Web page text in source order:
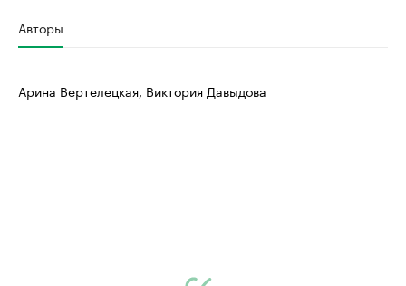
Авторы
Арина Вертелецкая, Виктория Давыдова